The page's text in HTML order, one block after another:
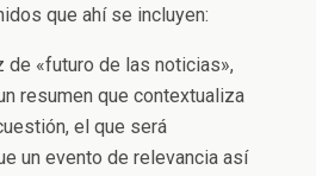
que ahí se incluyen:
de «futuro de las noticias»,
resumen que contextualiza
el que será
un evento de relevancia así